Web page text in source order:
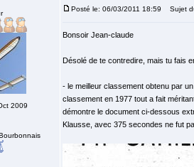
2009
Posté le: 06/03/2011 18:59 Sujet
Bonsoir Jean-claude
Désolé de te contredire, mais tu fais
- le meilleur classement obtenu par
classement en 1977 tout a fait
démontre le document ci-dessous
Klausse, avec 375 secondes ne fut